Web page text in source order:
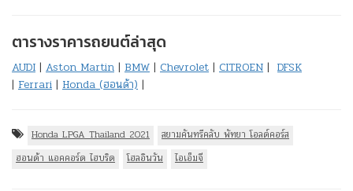
ตารางราคารถยนต์ล่าสุด
AUDI | Aston Martin | BMW | Chevrolet | CITROEN | DFSK
| Ferrari | Honda (ฮอนด้า) |
Honda LPGA Thailand 2021
สยามคันทรีคลับ พัทยา โอลด์คอร์ส
ฮอนด้า แอคคอร์ด ไฮบริด
โฮลอินวัน ไอเอ็มจี